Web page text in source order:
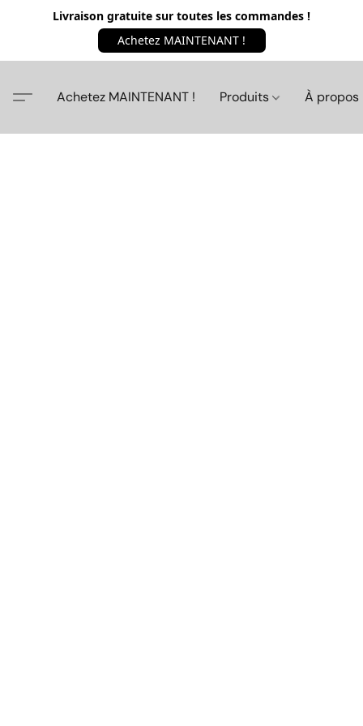
Livraison gratuite sur toutes les commandes !
Achetez MAINTENANT !
Achetez MAINTENANT ! Produits À propos